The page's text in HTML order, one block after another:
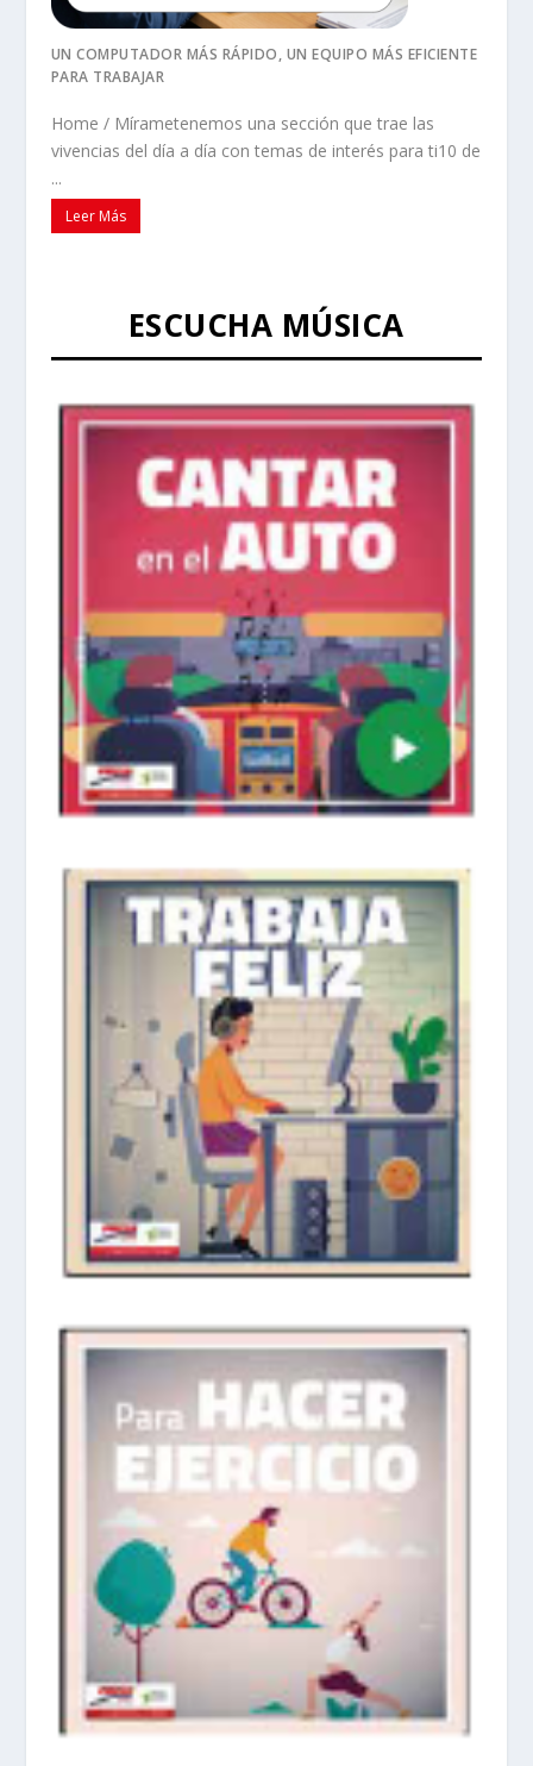
UN COMPUTADOR MÁS RÁPIDO, UN EQUIPO MÁS EFICIENTE
PARA TRABAJAR
Home / Mírametenemos una sección que trae las
vivencias del día a día con temas de interés para ti10 de
...
Leer Más
ESCUCHA MÚSICA